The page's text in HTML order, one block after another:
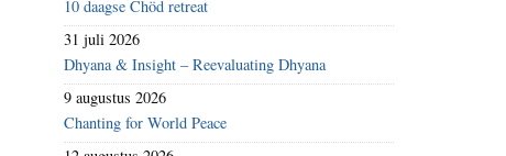
10 daagse Chöd retreat
31 juli 2026
Dhyana & Insight – Reevaluating Dhyana
9 augustus 2026
Chanting for World Peace